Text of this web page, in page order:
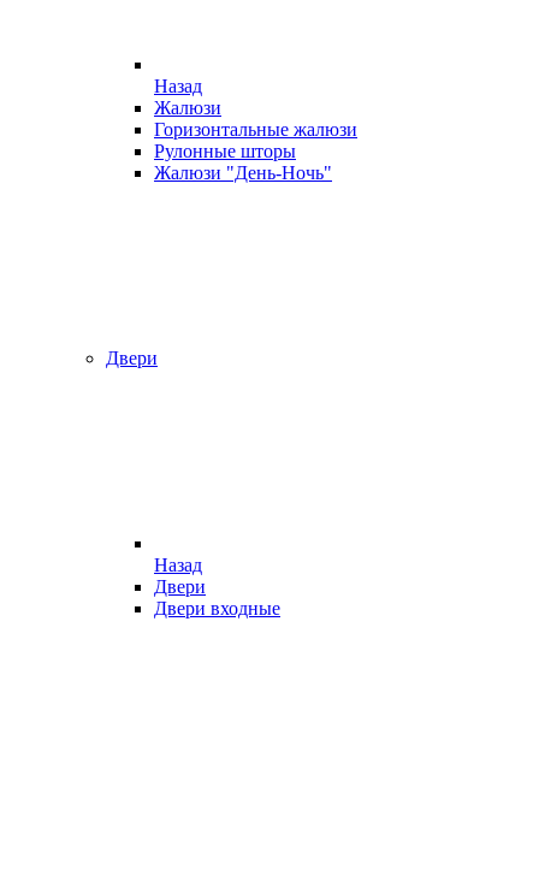
Назад
Жалюзи
Горизонтальные жалюзи
Рулонные шторы
Жалюзи "День-Ночь"
Двери
Назад
Двери
Двери входные